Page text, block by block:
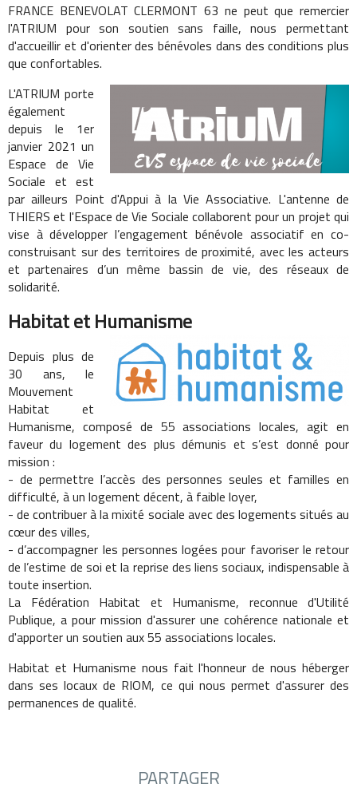
FRANCE BENEVOLAT CLERMONT 63 ne peut que remercier
l'ATRIUM pour son soutien sans faille, nous permettant
d'accueillir et d'orienter des bénévoles dans des conditions plus
que confortables.
L'ATRIUM porte
également
depuis le 1er
janvier 2021 un
Espace de Vie
Sociale et est
par ailleurs Point d'Appui à la Vie Associative. L'antenne de
THIERS et l'Espace de Vie Sociale collaborent pour un projet qui
vise à développer l’engagement bénévole associatif en co-
construisant sur des territoires de proximité, avec les acteurs
et partenaires d’un même bassin de vie, des réseaux de
solidarité.
Habitat et Humanisme
Depuis plus de
30 ans, le
Mouvement
Habitat et
Humanisme, composé de 55 associations locales, agit en
faveur du logement des plus démunis et s’est donné pour
mission :
- de permettre l’accès des personnes seules et familles en
difficulté, à un logement décent, à faible loyer,
- de contribuer à la mixité sociale avec des logements situés au
cœur des villes,
- d’accompagner les personnes logées pour favoriser le retour
de l’estime de soi et la reprise des liens sociaux, indispensable à
toute insertion.
La Fédération Habitat et Humanisme, reconnue d'Utilité
Publique, a pour mission d'assurer une cohérence nationale et
d'apporter un soutien aux 55 associations locales.
Habitat et Humanisme nous fait l'honneur de nous héberger
dans ses locaux de RIOM, ce qui nous permet d'assurer des
permanences de qualité.
PARTAGER